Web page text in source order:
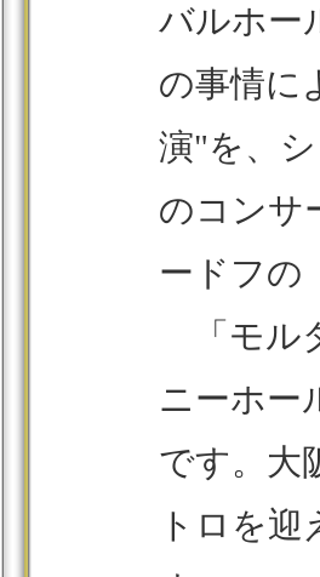
バルホー
の事情に
演"を、
のコンサ
ードフの
「モル
ニーホー
です。大
トロを